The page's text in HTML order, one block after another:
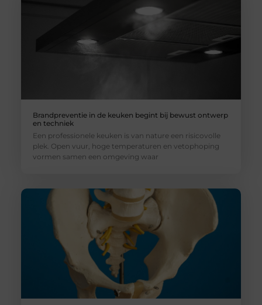
Brandpreventie in de keuken begint bij bewust ontwerp
en techniek
Een professionele keuken is van nature een risicovolle
plek. Open vuur, hoge temperaturen en vetophoping
vormen samen een omgeving waar